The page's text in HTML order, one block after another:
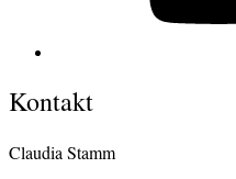
Kontakt
Claudia Stamm